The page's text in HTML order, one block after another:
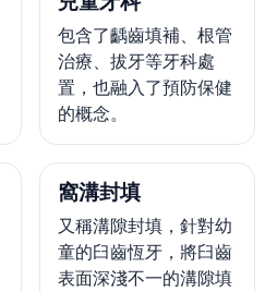
包含了齲齒填補、根管
治療、拔牙等牙科處
置，也融入了預防保健
的概念。
窩溝封填
又稱溝隙封填，針對幼
童的臼齒恆牙，將臼齒
表面深淺不一的溝隙填